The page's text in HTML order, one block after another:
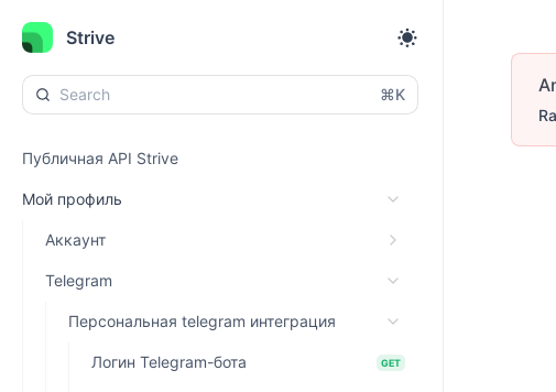
Strive
⌘K
Публичная API Strive
Мой профиль
Аккаунт
Telegram
Персональная telegram интеграция
Логин Telegram-бота GET